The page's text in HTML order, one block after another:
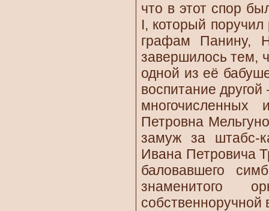
что в этот спор
I, который
графам Панину,
завершилось тем,
одной из её
воспитание
многочисленных
Петровна
замуж за штабс-
Ивана Петровича
баловавшего
знаменитого
собственноручной